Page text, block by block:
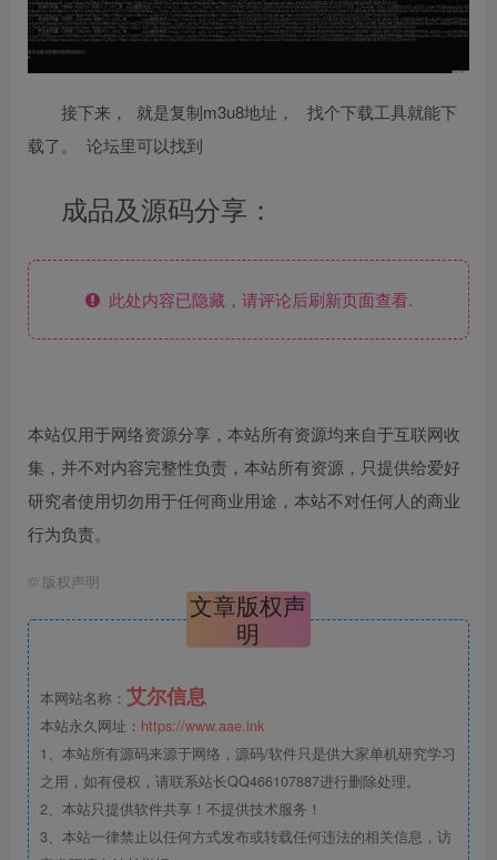
接下来， 就是复制m3u8地址， 找个下载工具就能下
载了。 论坛里可以找到
成品及源码分享：
此处内容已隐藏，请评论后刷新页面查看.
本站仅用于网络资源分享，本站所有资源均来自于互联网收
集，并不对内容完整性负责，本站所有资源，只提供给爱好
研究者使用切勿用于任何商业用途，本站不对任何人的商业
行为负责。
© 版权声明
文章版权声
明
本网站名称： 艾尔信息
本站永久网址： https://www.aae.ink
1、本站所有源码来源于网络，源码/软件只是供大家单机研究学习
之用，如有侵权，请联系站长QQ466107887进行删除处理。
2、本站只提供软件共享！不提供技术服务！
3、本站一律禁止以任何方式发布或转载任何违法的相关信息，访